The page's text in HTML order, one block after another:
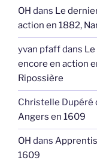
OH dans Le
action en 1882,
yvan pfaffdans
encore en action
Ripossière
Christelle Dupéré
Angers en 1609
OH dans
1609